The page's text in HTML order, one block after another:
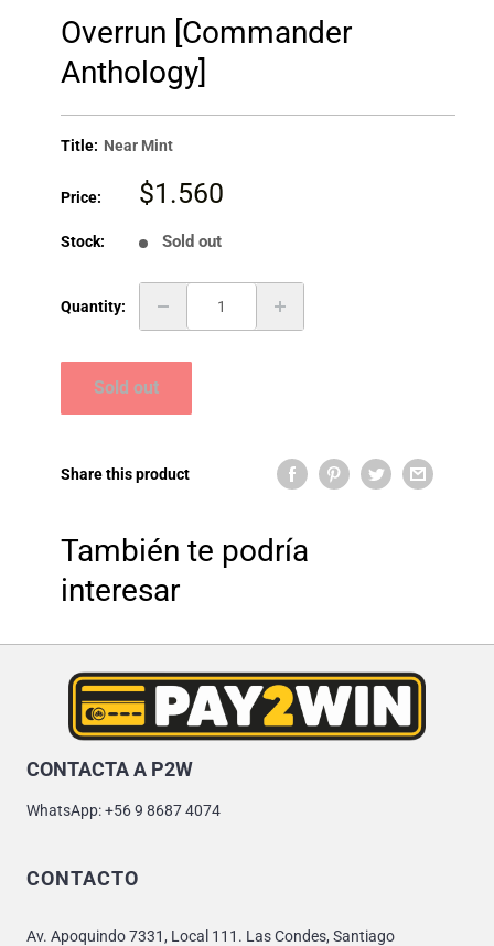
Overrun [Commander
Anthology]
Title: Near Mint
Price:
Sale
$1.560
Stock: Sold out
Quantity:
Sold out
Share this product
También te podría
interesar
CONTACTA A P2W
WhatsApp: +56 9 8687 4074
CONTACTO
Av. Apoquindo 7331, Local 111. Las Condes, Santiago